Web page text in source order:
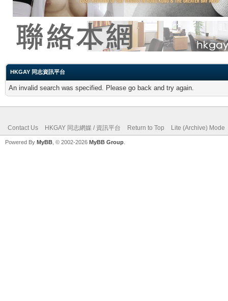
HKGAY 同志資訊平台
An invalid search was specified. Please go back and try again.
Contact Us HKGAY 同志網媒 / 資訊平台 Return to Top Lite (Archive) Mode
Powered By MyBB , © 2002-2026 MyBB Group